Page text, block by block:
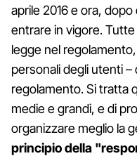
aprile 2016 e ora,
entrare in vigore.
legge nel
personali degli utenti
regolamento. Si tratta
medie e grandi, e di
organizzare meglio la
principio della